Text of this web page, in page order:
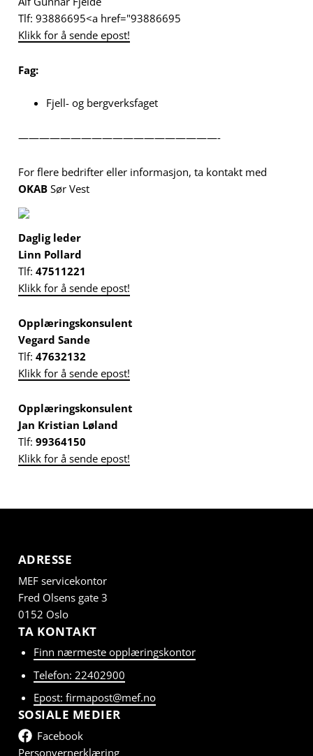
Tlf: 93886695<a href="93886695
Klikk for å sende epost!
Fag:
Fjell- og bergverksfaget
———————————————————-
For flere bedrifter eller informasjon, ta kontakt med
OKABSør Vest
Daglig leder
Linn Pollard
Tlf: 47511221
Klikk for å sende epost!
Opplæringskonsulent
Vegard Sande
Tlf: 47632132
Klikk for å sende epost!
Opplæringskonsulent
Jan Kristian Løland
Tlf: 99364150
Klikk for å sende epost!
ADRESSE
MEF servicekontor
Fred Olsens gate 3
0152 Oslo
TA KONTAKT
Finn nærmeste opplæringskontor
Telefon: 22402900
Epost: firmapost@mef.no
SOSIALE MEDIER
Facebook
Personvernerklæring